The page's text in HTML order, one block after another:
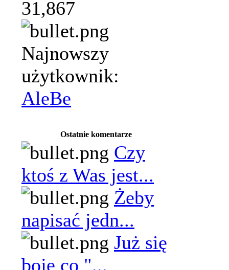
31,867
Najnowszy
użytkownik:
AleBe
Ostatnie komentarze
Czy
ktoś z Was jest...
Żeby
napisać jedn...
Już się
boję co "...